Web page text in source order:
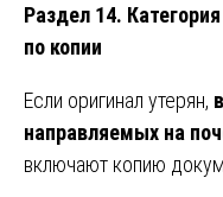
Раздел 14.
по копии
Если оригинал утерян,
направляемых на
включают копию